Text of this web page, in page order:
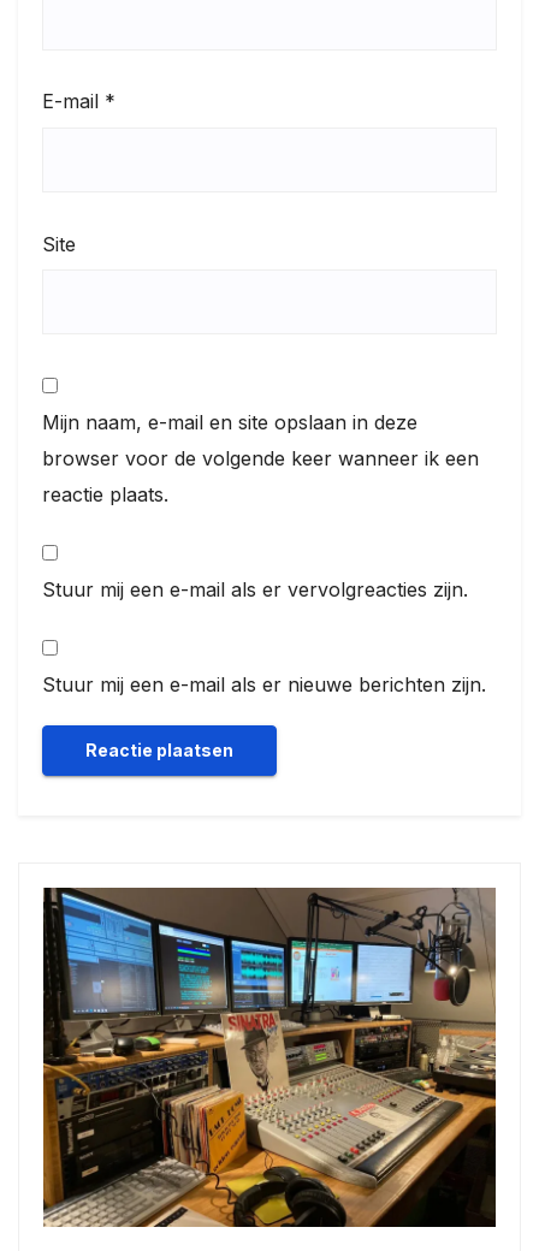
E-mail *
Site
Mijn naam, e-mail en site opslaan in deze
browser voor de volgende keer wanneer ik een
reactie plaats.
Stuur mij een e-mail als er vervolgreacties zijn.
Stuur mij een e-mail als er nieuwe berichten zijn.